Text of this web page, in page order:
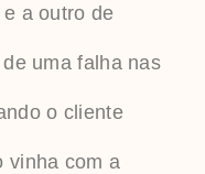
a outro de
uma falha nas
o cliente
vinha com a